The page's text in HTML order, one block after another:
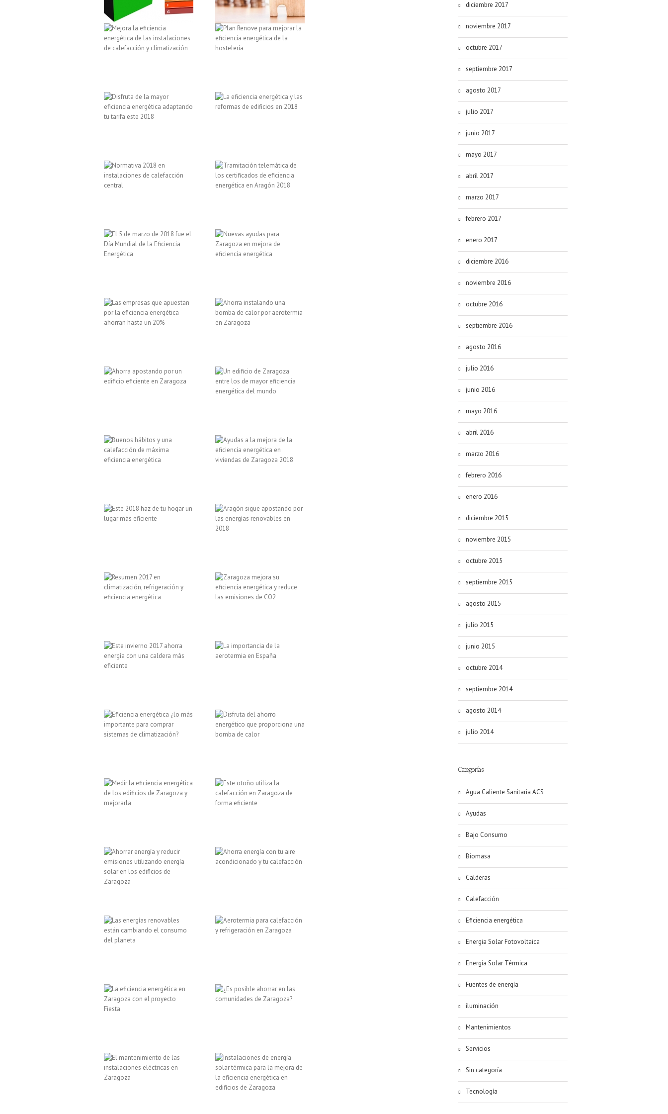
diciembre 2017
noviembre 2017
octubre 2017
septiembre 2017
agosto 2017
julio 2017
junio 2017
mayo 2017
abril 2017
marzo 2017
febrero 2017
enero 2017
diciembre 2016
noviembre 2016
octubre 2016
septiembre 2016
agosto 2016
julio 2016
junio 2016
mayo 2016
abril 2016
marzo 2016
febrero 2016
enero 2016
diciembre 2015
noviembre 2015
octubre 2015
septiembre 2015
agosto 2015
julio 2015
junio 2015
octubre 2014
septiembre 2014
agosto 2014
julio 2014
Categorías
Agua Caliente Sanitaria ACS
Ayudas
Bajo Consumo
Biomasa
Calderas
Calefacción
Eficiencia energética
Energia Solar Fotovoltaica
Energía Solar Térmica
Fuentes de energía
iluminación
Mantenimientos
Servicios
Sin categoría
Tecnología